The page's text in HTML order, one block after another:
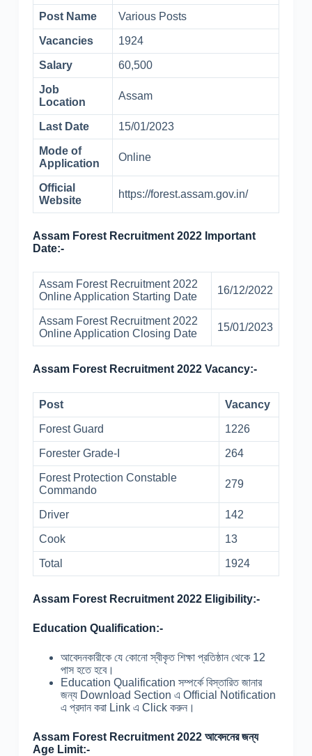
Post Name Various Posts
Vacancies 1924
Salary 60,500
Job
Location
Assam
Last Date 15/01/2023
Mode of
Application
Online
Official
Website
https://forest.assam.gov.in/
Assam Forest Recruitment 2022 Important
Date:-
Assam Forest Recruitment 2022
Online Application Starting Date
16/12/2022
Assam Forest Recruitment 2022
Online Application Closing Date
15/01/2023
Assam Forest Recruitment 2022 Vacancy:-
Post Vacancy
Forest Guard 1226
Forester Grade-I 264
Forest Protection Constable
Commando
279
Driver 142
Cook 13
Total 1924
Assam Forest Recruitment 2022 Eligibility:-
Education Qualification:-
আবেদনকারীকে যে কোনো স্বীকৃত শিক্ষা প্রতিষ্ঠান থেকে 12
পাস হতে হবে।
Education Qualification সম্পর্কে বিস্তারিত জানার
জন্য Download Section এ Official Notification
এ প্রদান করা Link এ Click করুন।
Assam Forest Recruitment 2022 আবেদনের জন্য
Age Limit:-